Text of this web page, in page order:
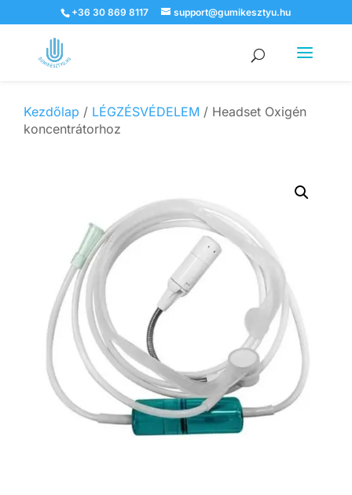
+36 30 869 8117 support@gumikesztyu.hu
Products
search
Kezdőlap / LÉGZÉSVÉDELEM / Headset Oxigén
koncentrátorhoz